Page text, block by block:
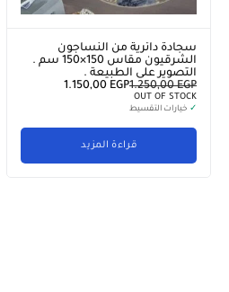
سجادة دائرية من النساجون
الشرقيون مقاس 150×150 سم .
التصوير على الطبيعة .
1.250,00EGP
1.150,00 EGP
OUT OF STOCK
✓ خيارات التقسيط
قراءة المزيد